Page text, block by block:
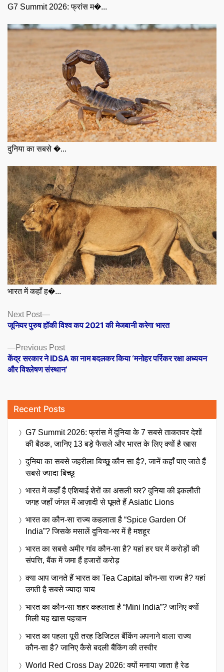
G7 Summit 2026: फ्रांस म�...
दुनिया का सबसे �...
भारत में कहाँ ह�...
Posts
navigation
Previous PostPrevious
post:
केंद्र सरकार ने IDSA का नाम बदलकर किया ‘मनोहर पर्रिकर रक्षा अध्ययन
और विश्लेषण संस्थान’
Next Post
Next
post:
जूनियर पुरुष हॉकी विश्व कप 2021 की मेजबानी करेगा भारत
Recent Posts
G7 Summit 2026: फ्रांस में दुनिया के 7 सबसे ताकतवर देशों
की बैठक, जानिए 13 बड़े फैसले और भारत के लिए क्यों है खास
दुनिया का सबसे जहरीला बिच्छू कौन सा है?, जानें कहाँ पाए जाते हैं
सबसे ज्यादा बिच्छू
भारत में कहाँ है एशियाई शेरों का असली घर? दुनिया की इकलौती
जगह जहाँ जंगल में आज़ादी से घूमते हैं Asiatic Lions
भारत का कौन-सा राज्य कहलाता है “Spice Garden Of
India”? जिसके मसालें दुनिया-भर में है मशहूर
भारत का सबसे अमीर गांव कौन-सा है? यहां हर घर में करोड़ों की
संपत्ति, बैंक में जमा हैं हजारों करोड़
क्या आप जानते हैं भारत का Tea Capital कौन-सा राज्य है? यहां
उगती है सबसे ज्यादा चाय
भारत का कौन-सा शहर कहलाता है “Mini India”? जानिए क्यों
मिली यह खास पहचान
भारत का पहला पूरी तरह डिजिटल बैंकिंग अपनाने वाला राज्य
कौन-सा है? जानिए कैसे बदली बैंकिंग की तस्वीर
World Red Cross Day 2026: क्यों मनाया जाता है रेड